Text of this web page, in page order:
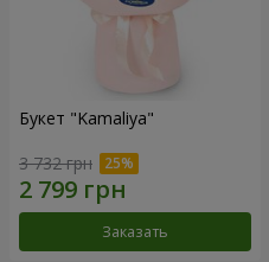
Букет "Kamaliya"
3 732 грн
Заказать